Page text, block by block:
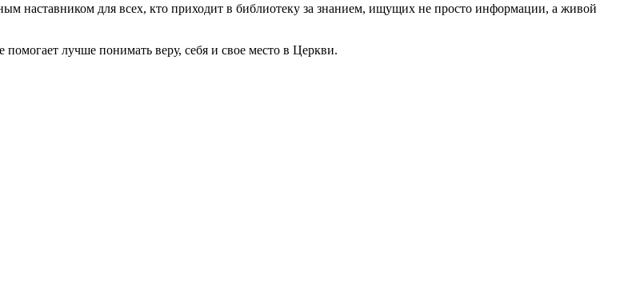
наставником для всех, кто приходит в библиотеку за знанием, ищущих не просто информации, а живой
лучше понимать веру, себя и свое место в Церкви.